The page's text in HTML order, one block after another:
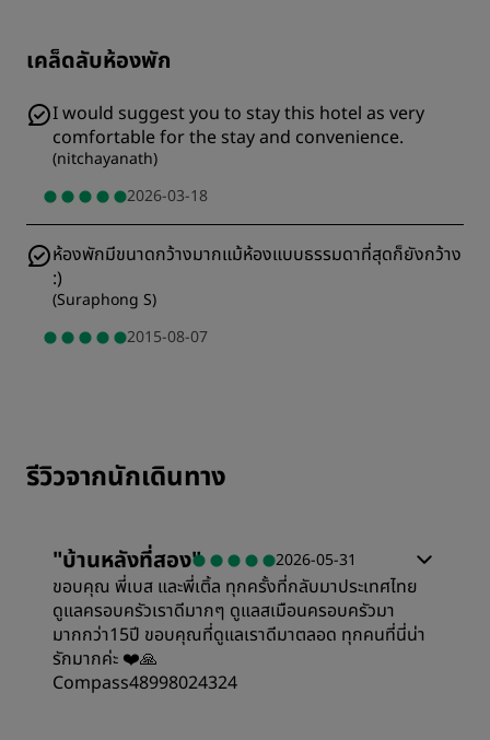
เคล็ดลับห้องพัก
I would suggest you to stay this hotel as very
comfortable for the stay and convenience.
(nitchayanath)
2026-03-18
ห้องพักมีขนาดกว้างมากแม้ห้องแบบธรรมดาที่สุดก็ยังกว้าง
:)
(Suraphong S)
2015-08-07
รีวิวจากนักเดินทาง
"บ้านหลังที่สอง" 2026-05-31
ขอบคุณ พี่เบส และพี่เติ้ล ทุกครั้งที่กลับมาประเทศไทย
ดูแลครอบครัวเราดีมากๆ ดูแลสเมือนครอบครัวมา
มากกว่า15ปี ขอบคุณที่ดูแลเราดีมาตลอด ทุกคนที่นี่น่า
รักมากค่ะ ❤️🙏
Compass48998024324